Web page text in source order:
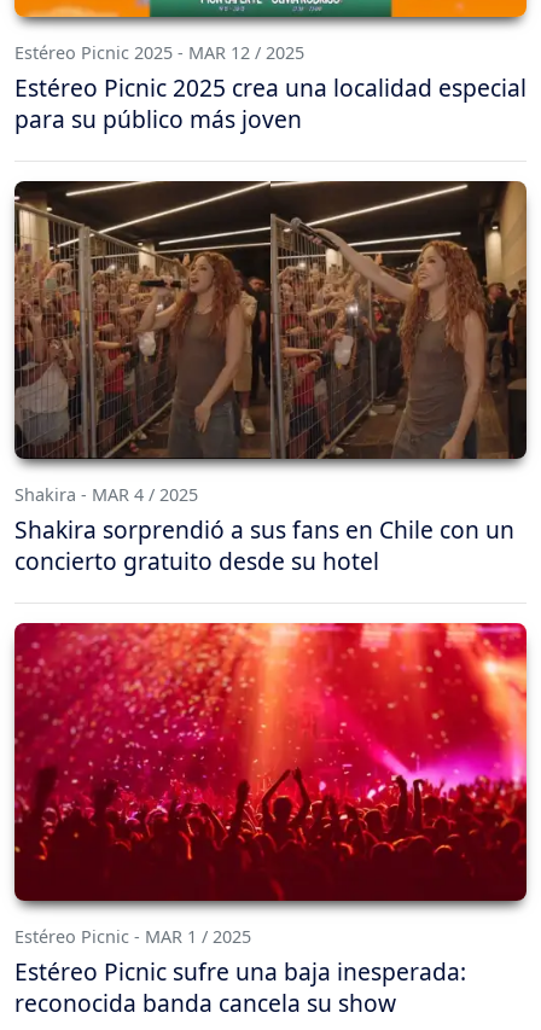
Estéreo Picnic 2025 - MAR 12 / 2025
Estéreo Picnic 2025 crea una localidad especial
para su público más joven
Shakira - MAR 4 / 2025
Shakira sorprendió a sus fans en Chile con un
concierto gratuito desde su hotel
Estéreo Picnic - MAR 1 / 2025
Estéreo Picnic sufre una baja inesperada:
reconocida banda cancela su show